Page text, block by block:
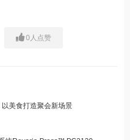
0 人点赞
美食打造聚会新场景